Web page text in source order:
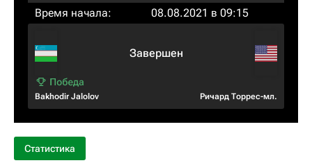
Время начала:
08.08.2021 в 09:15
Bakhodir Jalolov
Завершен
Ричард Торрес-мл.
Статистика